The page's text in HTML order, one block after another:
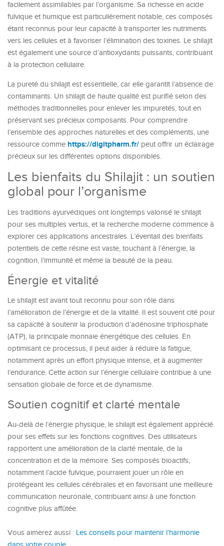
facilement assimilables par l’organisme. Sa richesse en acide
fulvique et humique est particulièrement notable, ces composés
étant reconnus pour leur capacité à transporter les nutriments
vers les cellules et à favoriser l’élimination des toxines. Le shilajit
est également une source d’antioxydants puissants, contribuant
à la protection cellulaire.
La pureté du shilajit est essentielle, car elle garantit l’absence de
contaminants. Un shilajit de haute qualité est purifié selon des
méthodes traditionnelles pour enlever les impuretés, tout en
préservant ses précieux composants. Pour comprendre
l’ensemble des approches naturelles et des compléments, une
ressource comme https://digitpharm.fr/ peut offrir un éclairage
précieux sur les différentes options disponibles.
Les bienfaits du Shilajit : un soutien
global pour l’organisme
Les traditions ayurvédiques ont longtemps valorisé le shilajit
pour ses multiples vertus, et la recherche moderne commence à
explorer ces applications ancestrales. L’éventail des bienfaits
potentiels de cette résine est vaste, touchant à l’énergie, la
cognition, l’immunité et même la beauté de la peau.
Énergie et vitalité
Le shilajit est avant tout reconnu pour son rôle dans
l’amélioration de l’énergie et de la vitalité. Il est souvent cité pour
sa capacité à soutenir la production d’adénosine triphosphate
(ATP), la principale monnaie énergétique des cellules. En
optimisant ce processus, il peut aider à réduire la fatigue,
notamment après un effort physique intense, et à augmenter
l’endurance. Cette action sur l’énergie cellulaire contribue à une
sensation globale de force et de dynamisme.
Soutien cognitif et clarté mentale
Au-delà de l’énergie physique, le shilajit est également apprécié
pour ses effets sur les fonctions cognitives. Des utilisateurs
rapportent une amélioration de la clarté mentale, de la
concentration et de la mémoire. Ses composés bioactifs,
notamment l’acide fulvique, pourraient jouer un rôle en
protégeant les cellules cérébrales et en favorisant une meilleure
communication neuronale, contribuant ainsi à une fonction
cognitive plus affûtée.
Vous aimerez aussi : Les conseils pour maintenir l’harmonie